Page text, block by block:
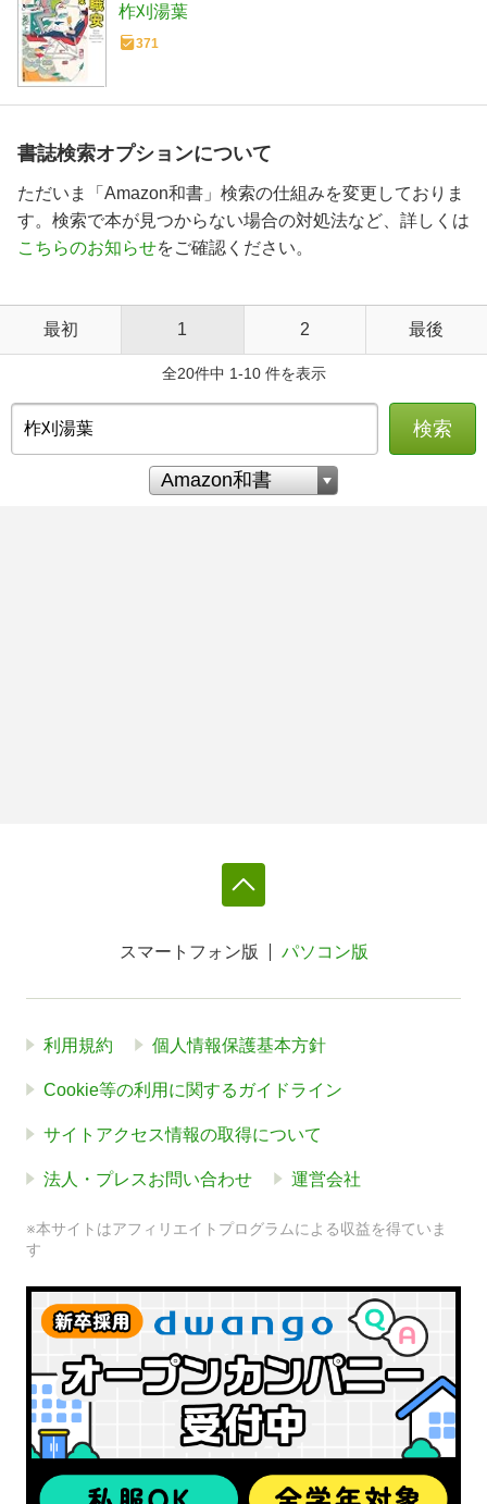
柞刈湯葉
371
書誌検索オプションについて
ただいま「Amazon和書」検索の仕組みを変更しておりま
す。検索で本が見つからない場合の対処法など、詳しくは
こちらのお知らせをご確認ください。
最初 1 2 最後
全20件中 1-10 件を表示
検索
スマートフォン版 パソコン版
利用規約 個人情報保護基本方針
Cookie等の利用に関するガイドライン
サイトアクセス情報の取得について
法人・プレスお問い合わせ 運営会社
※本サイトはアフィリエイトプログラムによる収益を得ていま
す